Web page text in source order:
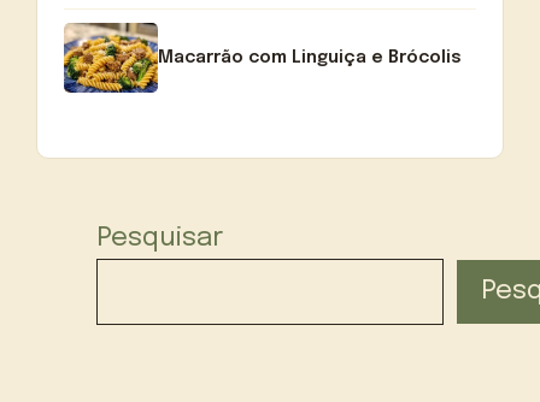
Macarrão com Linguiça e Brócolis
Pesquisar